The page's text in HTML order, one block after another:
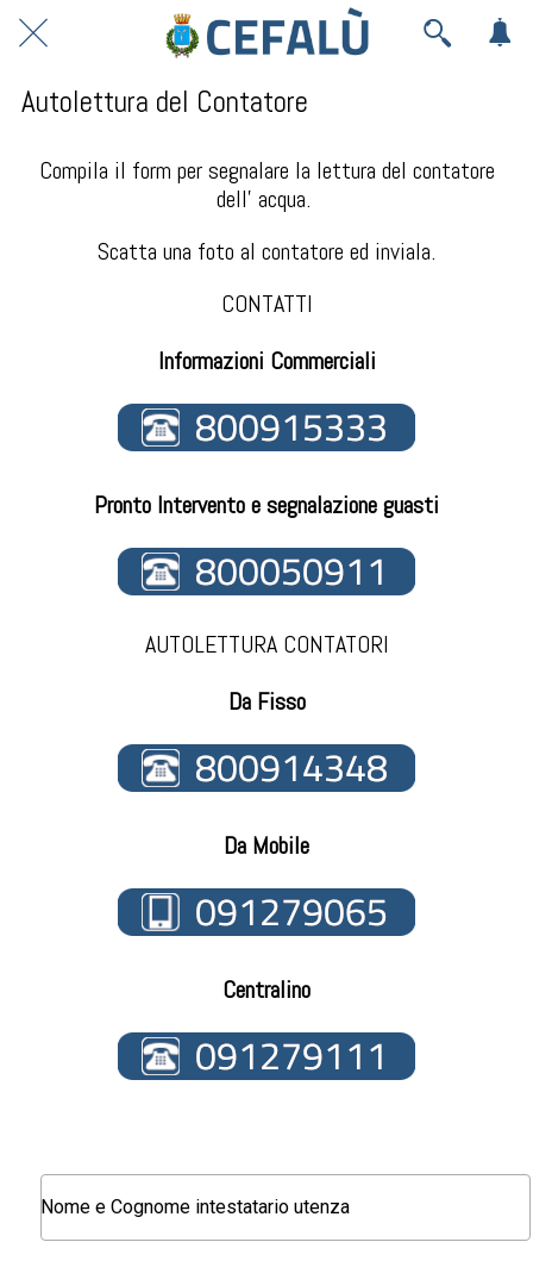
Autolettura del Contatore
Compila il form per segnalare la lettura del contatore
dell' acqua.
Scatta una foto al contatore ed inviala.
CONTATTI
Informazioni Commerciali
Pronto Intervento e segnalazione guasti
AUTOLETTURA CONTATORI
Da Fisso
Da Mobile
Centralino